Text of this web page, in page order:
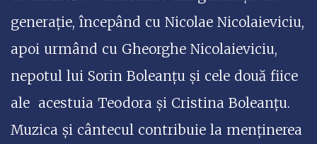
generație, începând cu Nicolae Nicolaieviciu,
apoi urmând cu Gheorghe Nicolaieviciu,
nepotul lui Sorin Boleanțu și cele două fiice
ale acestuia Teodora și Cristina Boleanțu.
Muzica și cântecul contribuie la menținerea